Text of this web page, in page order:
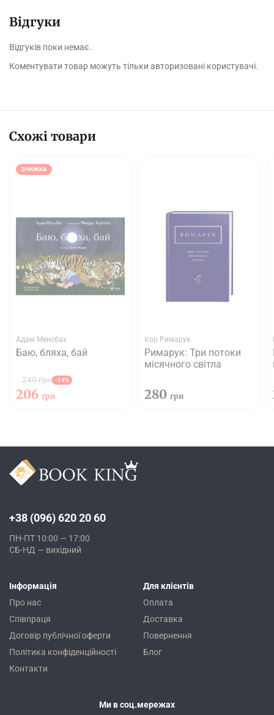
Відгуки
Відгуків поки немає.
Коментувати товар можуть тільки авторизовані користувачі.
Схожі товари
ЗНИЖКА
Адам Менсбах
Баю, бляха, бай
240 грн -14%
206 грн
Ігор Римарук
Римарук: Три потоки
місячного світла
280 грн
+38 (096) 620 20 60
ПН-ПТ 10:00 — 17:00
СБ-НД — вихідний
Інформація
Про нас
Співпраця
Договір публічної оферти
Політика конфіденційності
Контакти
Для клієнтів
Оплата
Доставка
Повернення
Блог
Ми в соц.мережах